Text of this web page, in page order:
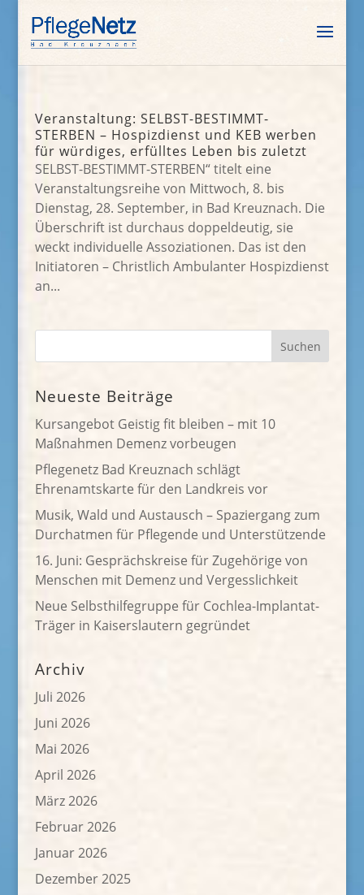
Veranstaltung: SELBST-BESTIMMT-
STERBEN – Hospizdienst und KEB werben
für würdiges, erfülltes Leben bis zuletzt
SELBST-BESTIMMT-STERBEN“ titelt eine
Veranstaltungsreihe von Mittwoch, 8. bis
Dienstag, 28. September, in Bad Kreuznach. Die
Überschrift ist durchaus doppeldeutig, sie
weckt individuelle Assoziationen. Das ist den
Initiatoren – Christlich Ambulanter Hospizdienst
an...
Neueste Beiträge
Kursangebot Geistig fit bleiben – mit 10
Maßnahmen Demenz vorbeugen
Pflegenetz Bad Kreuznach schlägt
Ehrenamtskarte für den Landkreis vor
Musik, Wald und Austausch – Spaziergang zum
Durchatmen für Pflegende und Unterstützende
16. Juni: Gesprächskreise für Zugehörige von
Menschen mit Demenz und Vergesslichkeit
Neue Selbsthilfegruppe für Cochlea-Implantat-
Träger in Kaiserslautern gegründet
Archiv
Juli 2026
Juni 2026
Mai 2026
April 2026
März 2026
Februar 2026
Januar 2026
Dezember 2025